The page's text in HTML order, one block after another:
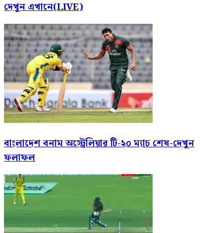
দেখুন এখানে(LIVE)
বাংলাদেশ বনাম অস্ট্রেলিয়ার টি-২০ ম্যাচ শেষ-দেখুন
ফলাফল